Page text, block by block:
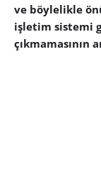
ve böylelikle
işletim sistemi
çıkmamasının